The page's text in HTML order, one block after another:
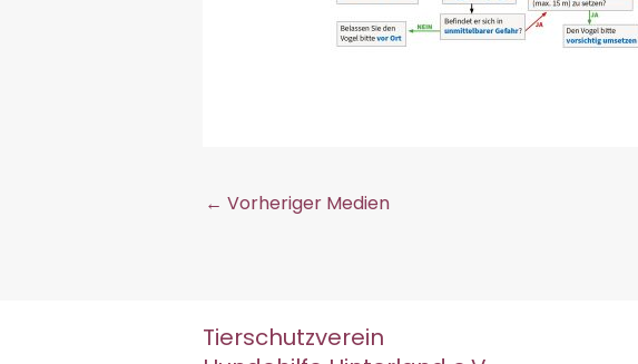
← Vorheriger Medien
Tierschutzverein